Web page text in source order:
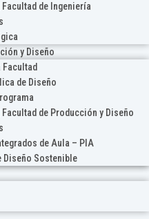
de Ingeniería
y Diseño
de Diseño
de Producción y Diseño
de Aula – PIA
Diseño Sostenible